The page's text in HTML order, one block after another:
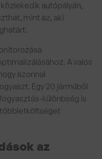
autópályán,
mint az, aki
A valós
azonnal
Egy 20 járműből
különbség is
az